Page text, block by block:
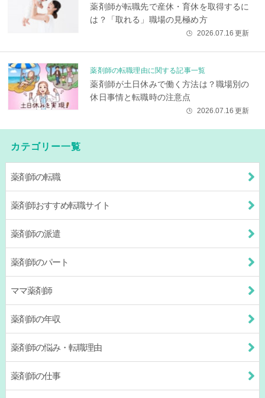
薬剤師が転職先で産休・育休を取得するに
は？「取れる」職場の見極め方
🕒 2026.07.16 更新
薬剤師の転職理由に関する記事一覧
薬剤師が土日休みで働く方法は？職場別の
休日事情と転職時の注意点
🕒 2026.07.16 更新
カテゴリー一覧
薬剤師の転職
薬剤師おすすめ転職サイト
薬剤師の派遣
薬剤師のパート
ママ薬剤師
薬剤師の年収
薬剤師の悩み・転職理由
薬剤師の仕事